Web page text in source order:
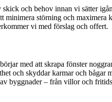
och behov innan vi sätter
störning och
vi med förslag och offert.
med att skrapa fönster
och skyddar karmar och bågar
byggnader – från villor och